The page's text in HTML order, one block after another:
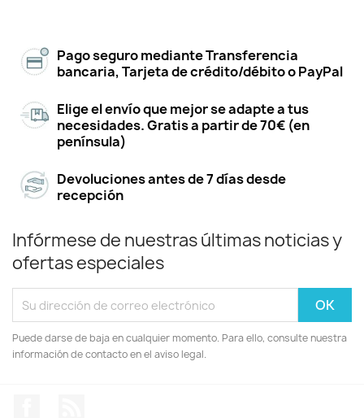
Pago seguro mediante Transferencia
bancaria, Tarjeta de crédito/débito o PayPal
Elige el envío que mejor se adapte a tus
necesidades. Gratis a partir de 70€ (en
península)
Devoluciones antes de 7 días desde
recepción
Infórmese de nuestras últimas noticias y
ofertas especiales
Puede darse de baja en cualquier momento. Para ello, consulte nuestra
información de contacto en el aviso legal.